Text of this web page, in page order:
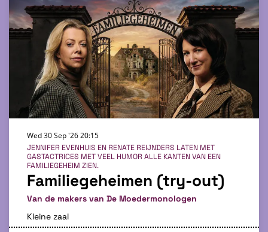
Familiegeheimen (try-out)
Van de makers van De Moedermonologen
JENNIFER EVENHUIS EN RENATE REIJNDERS LATEN MET
GASTACTRICES MET VEEL HUMOR ALLE KANTEN VAN EEN
FAMILIEGEHEIM ZIEN.
Wed 30 Sep '2620:15
Kleine zaal